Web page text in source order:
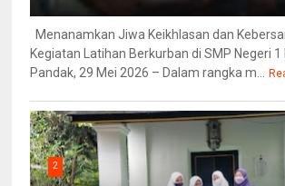
Menanamkan Jiwa Keikhlasan dan
Kegiatan Latihan Berkurban di SMP Negeri 1
Pandak, 29 Mei 2026 – Dalam rangka m...
2